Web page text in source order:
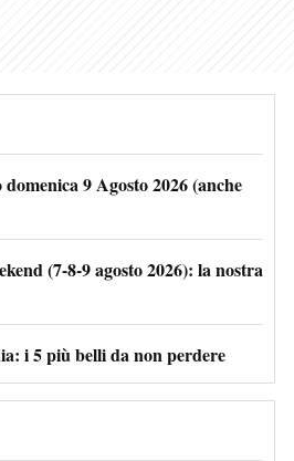
9 Agosto 2026 (anche
(7-8-9 agosto 2026): la nostra
i 5 più belli da non perdere